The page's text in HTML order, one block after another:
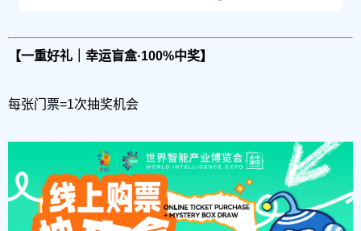
【一重好礼｜幸运盲盒·100%中奖】
每张门票=1次抽奖机会